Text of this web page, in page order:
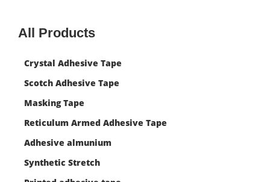
All Products
Crystal Adhesive Tape
Scotch Adhesive Tape
Masking Tape
Reticulum Armed Adhesive Tape
Adhesive almunium
Synthetic Stretch